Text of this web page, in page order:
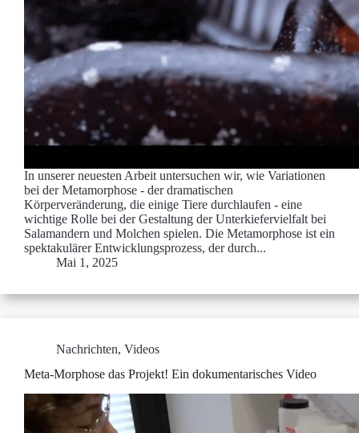
In unserer neuesten Arbeit untersuchen wir, wie Variationen
bei der Metamorphose - der dramatischen
Körperveränderung, die einige Tiere durchlaufen - eine
wichtige Rolle bei der Gestaltung der Unterkiefervielfalt bei
Salamandern und Molchen spielen. Die Metamorphose ist ein
spektakulärer Entwicklungsprozess, der durch...
Mai 1, 2025
Nachrichten, Videos
Meta-Morphose das Projekt! Ein dokumentarisches Video